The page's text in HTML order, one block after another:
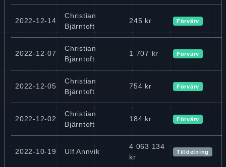
2022-12-14
Christian
Bjärntoft
245 kr Förvärv
2022-12-07
Christian
Bjärntoft
1 707 kr Förvärv
2022-12-05
Christian
Bjärntoft
754 kr Förvärv
2022-12-02
Christian
Bjärntoft
184 kr Förvärv
2022-10-19 Ulf Annvik
4 063 134
kr
Tilldelning